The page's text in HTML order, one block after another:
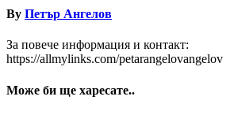
By Петър Ангелов
За повече информация и контакт:
https://allmylinks.com/petarangelovangelov
Може би ще харесате..